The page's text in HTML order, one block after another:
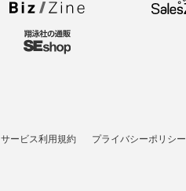
サービス利用規約 プライバシーポリシー